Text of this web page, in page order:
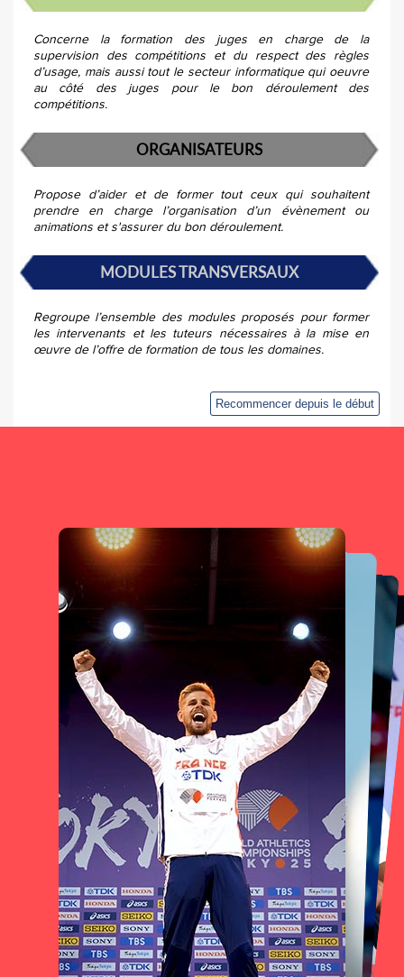
Concerne la formation des juges en charge de la
supervision des compétitions et du respect des règles
d’usage, mais aussi tout le secteur informatique qui oeuvre
au côté des juges pour le bon déroulement des
compétitions.
ORGANISATEURS
Propose d’aider et de former tout ceux qui souhaitent
prendre en charge l’organisation d’un évènement ou
animations et s'assurer du bon déroulement.
MODULES TRANSVERSAUX
Regroupe l’ensemble des modules proposés pour former
les intervenants et les tuteurs nécessaires à la mise en
œuvre de l’offre de formation de tous les domaines.